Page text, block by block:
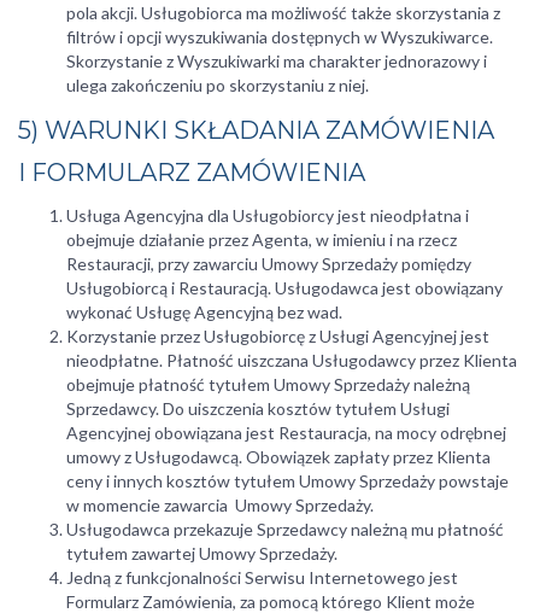
pola akcji. Usługobiorca ma możliwość także skorzystania z
filtrów i opcji wyszukiwania dostępnych w Wyszukiwarce.
Skorzystanie z Wyszukiwarki ma charakter jednorazowy i
ulega zakończeniu po skorzystaniu z niej.
5) WARUNKI SKŁADANIA ZAMÓWIENIA
I FORMULARZ ZAMÓWIENIA
Usługa Agencyjna dla Usługobiorcy jest nieodpłatna i
obejmuje działanie przez Agenta, w imieniu i na rzecz
Restauracji, przy zawarciu Umowy Sprzedaży pomiędzy
Usługobiorcą i Restauracją. Usługodawca jest obowiązany
wykonać Usługę Agencyjną bez wad.
Korzystanie przez Usługobiorcę z Usługi Agencyjnej jest
nieodpłatne. Płatność uiszczana Usługodawcy przez Klienta
obejmuje płatność tytułem Umowy Sprzedaży należną
Sprzedawcy. Do uiszczenia kosztów tytułem Usługi
Agencyjnej obowiązana jest Restauracja, na mocy odrębnej
umowy z Usługodawcą. Obowiązek zapłaty przez Klienta
ceny i innych kosztów tytułem Umowy Sprzedaży powstaje
w momencie zawarcia Umowy Sprzedaży.
Usługodawca przekazuje Sprzedawcy należną mu płatność
tytułem zawartej Umowy Sprzedaży.
Jedną z funkcjonalności Serwisu Internetowego jest
Formularz Zamówienia, za pomocą którego Klient może